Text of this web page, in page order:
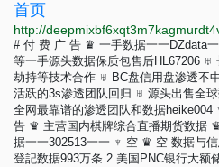
首页
# 付 费 广 告 ♛ 一手数据一一DZdata
等一手源头数据保质包售后HL67206 ♅
劫持等技术合作 ♅ BC盘信用盘渗透不
活跃的3s渗透团队回归 ♅ 源头出售全
全网最靠谱的渗透团队和数据
告 ♛ 主营国内棋牌综合直播期货数据
据一一302513一一 ♆ 空 ♛ 空 数据与
登記数据993万条 2 美国PNC银行大额